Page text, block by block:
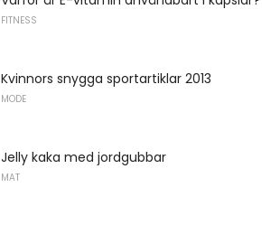
FITNESS
Kvinnors snygga sportartiklar 2013
MODE
Jelly kaka med jordgubbar
MAT